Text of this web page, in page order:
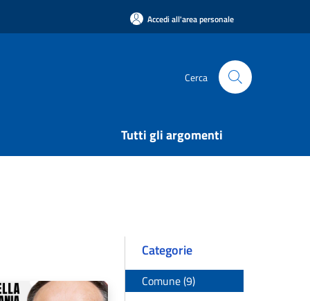
Accedi all'area personale
Cerca
Tutti gli argomenti
Categorie
Comune (9)